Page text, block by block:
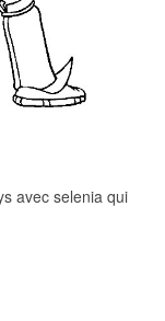
avec selenia qui